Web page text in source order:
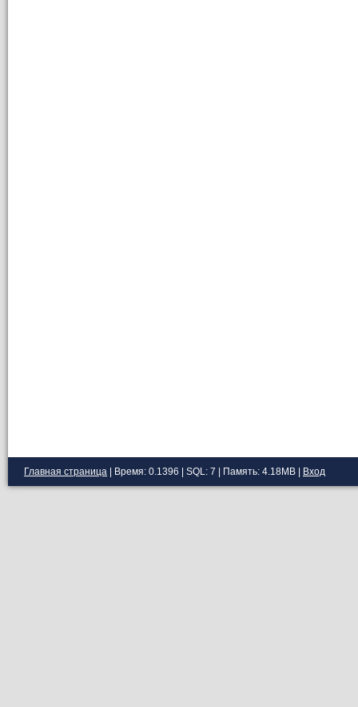
Главная страница | Время: 0.1396 | SQL: 7 | Память: 4.18MB Вход